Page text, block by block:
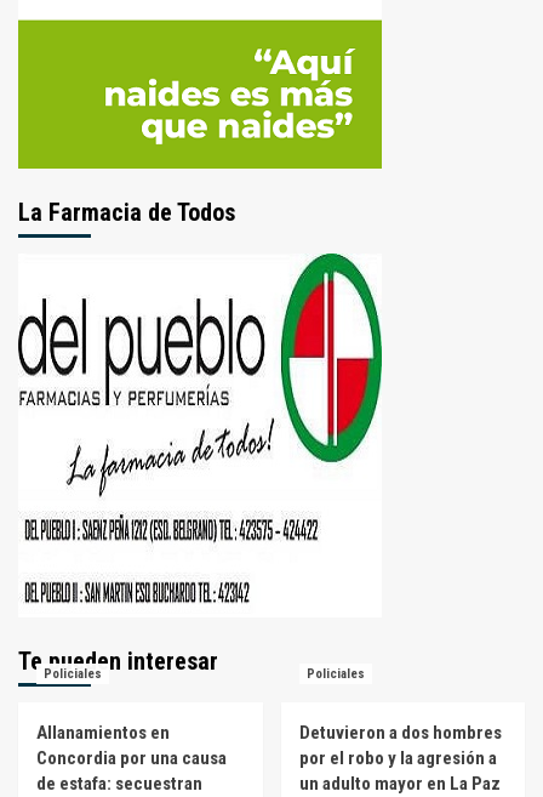
La Farmacia de Todos
Te pueden interesar
Policiales
Allanamientos en
Concordia por una causa
de estafa: secuestran
Policiales
Detuvieron a dos hombres
por el robo y la agresión a
un adulto mayor en La Paz